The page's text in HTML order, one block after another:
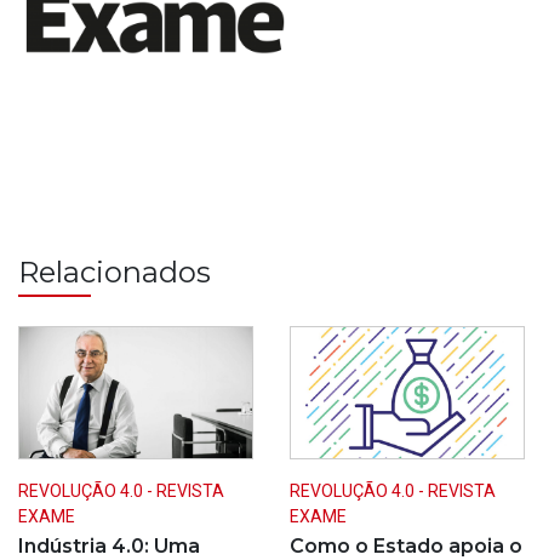
Relacionados
REVOLUÇÃO 4.0 - REVISTA
EXAME
Indústria 4.0: Uma
REVOLUÇÃO 4.0 - REVISTA
EXAME
Como o Estado apoia o